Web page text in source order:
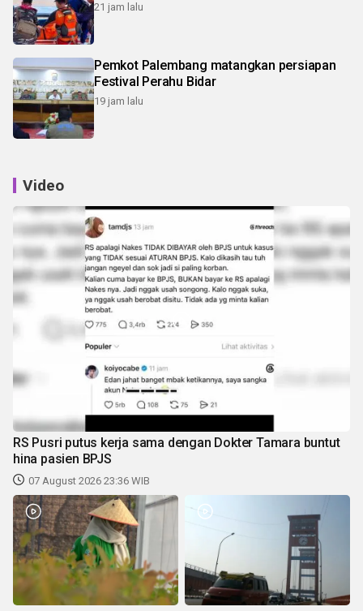
21 jam lalu
Pemkot Palembang matangkan persiapan
Festival Perahu Bidar
19 jam lalu
Video
RS Pusri putus kerja sama dengan Dokter Tamara buntut
hina pasien BPJS
07 August 2026 23:36 WIB